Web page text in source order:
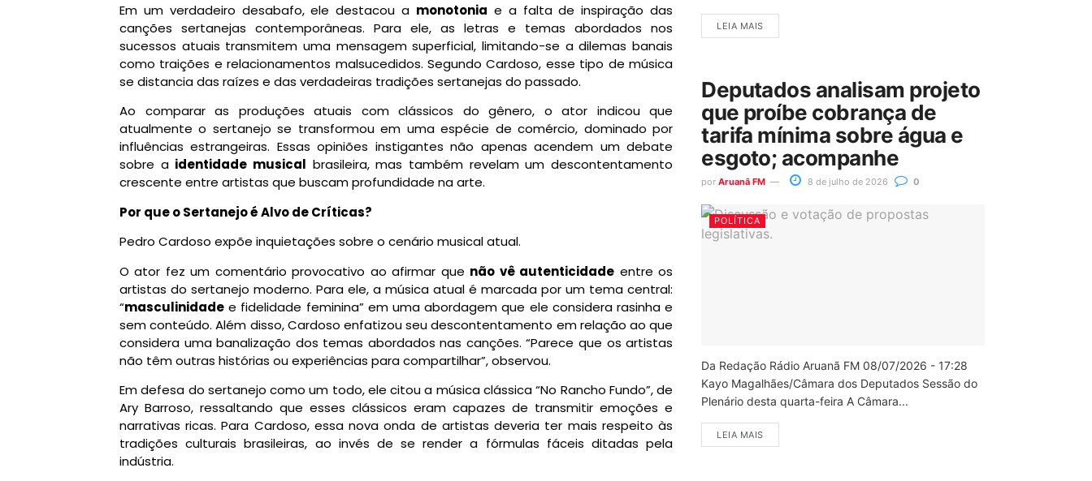
Em um verdadeiro desabafo, ele destacou a monotonia e a falta de inspiração das
canções sertanejas contemporâneas. Para ele, as letras e temas abordados nos
sucessos atuais transmitem uma mensagem superficial, limitando-se a dilemas banais
como traições e relacionamentos malsucedidos. Segundo Cardoso, esse tipo de música
se distancia das raízes e das verdadeiras tradições sertanejas do passado.
Ao comparar as produções atuais com clássicos do gênero, o ator indicou que
atualmente o sertanejo se transformou em uma espécie de comércio, dominado por
influências estrangeiras. Essas opiniões instigantes não apenas acendem um debate
sobre a identidade musical brasileira, mas também revelam um descontentamento
crescente entre artistas que buscam profundidade na arte.
Por que o Sertanejo é Alvo de Críticas?
Pedro Cardoso expõe inquietações sobre o cenário musical atual.
O ator fez um comentário provocativo ao afirmar que não vê autenticidade entre os
artistas do sertanejo moderno. Para ele, a música atual é marcada por um tema central:
“masculinidade e fidelidade feminina” em uma abordagem que ele considera rasinha e
sem conteúdo. Além disso, Cardoso enfatizou seu descontentamento em relação ao que
considera uma banalização dos temas abordados nas canções. “Parece que os artistas
não têm outras histórias ou experiências para compartilhar”, observou.
Em defesa do sertanejo como um todo, ele citou a música clássica “No Rancho Fundo”, de
Ary Barroso, ressaltando que esses clássicos eram capazes de transmitir emoções e
narrativas ricas. Para Cardoso, essa nova onda de artistas deveria ter mais respeito às
tradições culturais brasileiras, ao invés de se render a fórmulas fáceis ditadas pela
indústria.
LEIA MAIS
Deputados analisam projeto
que proíbe cobrança de
tarifa mínima sobre água e
esgoto; acompanhe
por Aruanã FM 8 de julho de 2026 0
POLÍTICA
Da Redação Rádio Aruanã FM 08/07/2026 - 17:28
Kayo Magalhães/Câmara dos Deputados Sessão do
Plenário desta quarta-feira A Câmara...
LEIA MAIS